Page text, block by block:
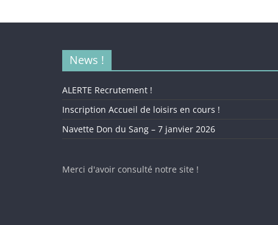
News !
ALERTE Recrutement !
Inscription Accueil de loisirs en cours !
Navette Don du Sang – 7 janvier 2026
Merci d'avoir consulté notre site !